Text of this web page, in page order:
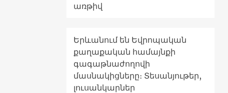
առթիվ
Երևանում են Եվրոպական
քաղաքական համայնքի
գագաթնաժողովի
մասնակիցները։ Տեսանյութեր,
լուսանկարներ